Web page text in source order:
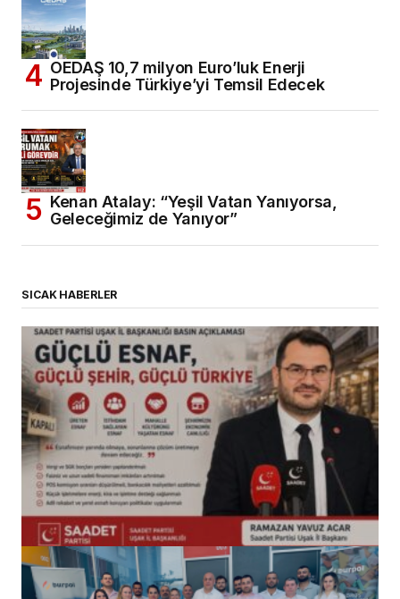
OEDAŞ 10,7 milyon Euro’luk Enerji
Projesinde Türkiye’yi Temsil Edecek
Kenan Atalay: “Yeşil Vatan Yanıyorsa,
Geleceğimiz de Yanıyor”
SICAK HABERLER
(başlıksız)
Alaattin Karahan tarafından 14/07/2026